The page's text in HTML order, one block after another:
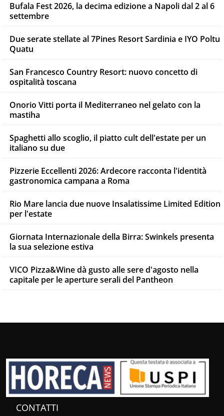
Bufala Fest 2026, la decima edizione a Napoli dal 2 al 6
settembre
Due serate stellate al 7Pines Resort Sardinia e IYO Poltu
Quatu
San Francesco Country Resort: nuovo concetto di
ospitalità toscana
Onorio Vitti porta il Mediterraneo nel gelato con la
mastiha
Spaghetti allo scoglio, il piatto cult dell'estate per un
italiano su due
Pizzerie Eccellenti 2026: Ardecore racconta l'identità
gastronomica campana a Roma
Rio Mare lancia due nuove Insalatissime Limited Edition
per l'estate
Giornata Internazionale della Birra: Swinkels presenta
la sua selezione estiva
VICO Pizza&Wine dà gusto alle sere d'agosto nella
capitale per le aperture serali del Pantheon
CONTATTI